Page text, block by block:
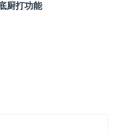
厨打功能